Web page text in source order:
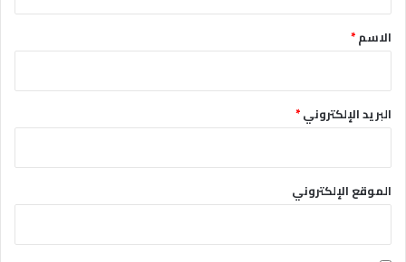
*الاسم*
البريد الإلكتروني*
الموقع الإلكتروني